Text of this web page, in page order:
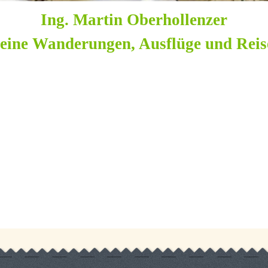
Ing. Martin Oberhollenzer
Wanderungen, Ausflüge und